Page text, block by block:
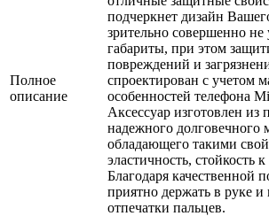
Полное
описание
подчеркнет дизайн
зрительно совершенно не
габариты, при этом
повреждений и
спроектирован с учетом
особенностей телефона
Аксессуар изготовлен из
надежного долговечного
обладающего такими
эластичность, стойкость
Благодаря качественной
приятно держать в руке и
отпечатки пальцев.